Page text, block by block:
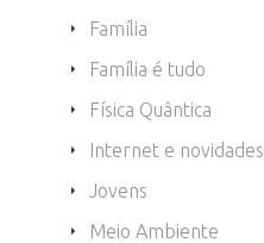
Família
Família é tudo
Física Quântica
Internet e novidades
Jovens
Meio Ambiente